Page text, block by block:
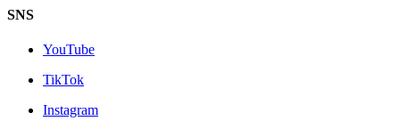
SNS
YouTube
TikTok
Instagram